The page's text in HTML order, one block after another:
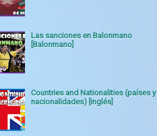
Las sanciones en Balonmano
[Balonmano]
Countries and Nationalities (países y
nacionalidades) [Inglés]